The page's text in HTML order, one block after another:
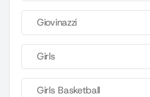
Giovinazzi
Girls
Girls Basketball